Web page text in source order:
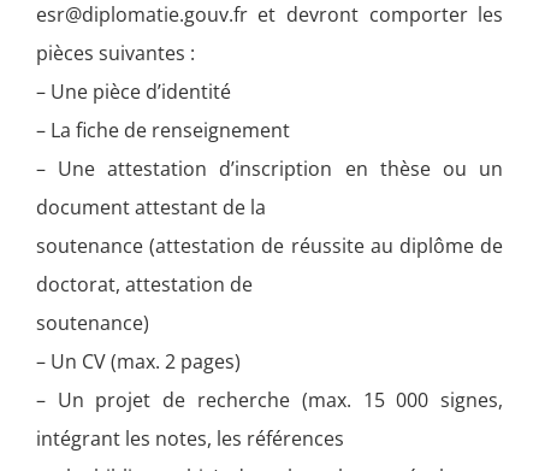
esr@diplomatie.gouv.fr et devront comporter les
pièces suivantes :
– Une pièce d’identité
– La fiche de renseignement
– Une attestation d’inscription en thèse ou un
document attestant de la
soutenance (attestation de réussite au diplôme de
doctorat, attestation de
soutenance)
– Un CV (max. 2 pages)
– Un projet de recherche (max. 15 000 signes,
intégrant les notes, les références